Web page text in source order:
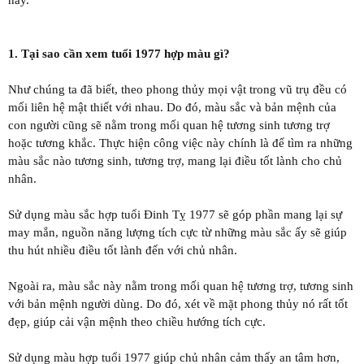
1. Tại sao cần xem tuổi 1977 hợp màu gì?
Như chúng ta đã biết, theo phong thủy mọi vật trong vũ trụ đều có
mối liên hệ mật thiết với nhau. Do đó, màu sắc và bản mệnh của
con người cũng sẽ nằm trong mối quan hệ tương sinh tương trợ
hoặc tương khắc. Thực hiện công việc này chính là để tìm ra những
màu sắc nào tương sinh, tương trợ, mang lại điều tốt lành cho chủ
nhân.
Sử dụng màu sắc hợp tuổi Đinh Tỵ 1977 sẽ góp phần mang lại sự
may mắn, nguồn năng lượng tích cực từ những màu sắc ấy sẽ giúp
thu hút nhiều điều tốt lành đến với chủ nhân.
Ngoài ra, màu sắc này nằm trong mối quan hệ tương trợ, tương sinh
với bản mệnh người dùng. Do đó, xét về mặt phong thủy nó rất tốt
đẹp, giúp cải vận mệnh theo chiều hướng tích cực.
Sử dụng màu hợp tuổi 1977 giúp chủ nhân cảm thấy an tâm hơn,